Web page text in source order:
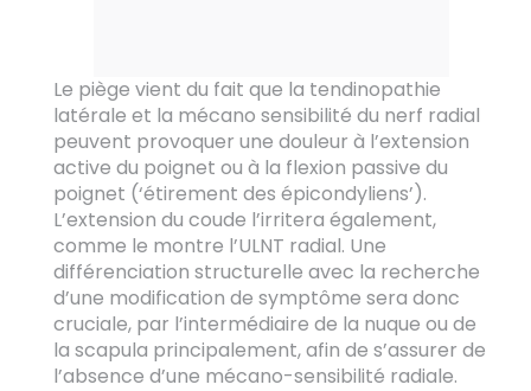
Le piège vient du fait que la tendinopathie
latérale et la mécano sensibilité du nerf radial
peuvent provoquer une douleur à l’extension
active du poignet ou à la flexion passive du
poignet (‘étirement des épicondyliens’).
L’extension du coude l’irritera également,
comme le montre l’ULNT radial. Une
différenciation structurelle avec la recherche
d’une modification de symptôme sera donc
cruciale, par l’intermédiaire de la nuque ou de
la scapula principalement, afin de s’assurer de
l’absence d’une mécano-sensibilité radiale.